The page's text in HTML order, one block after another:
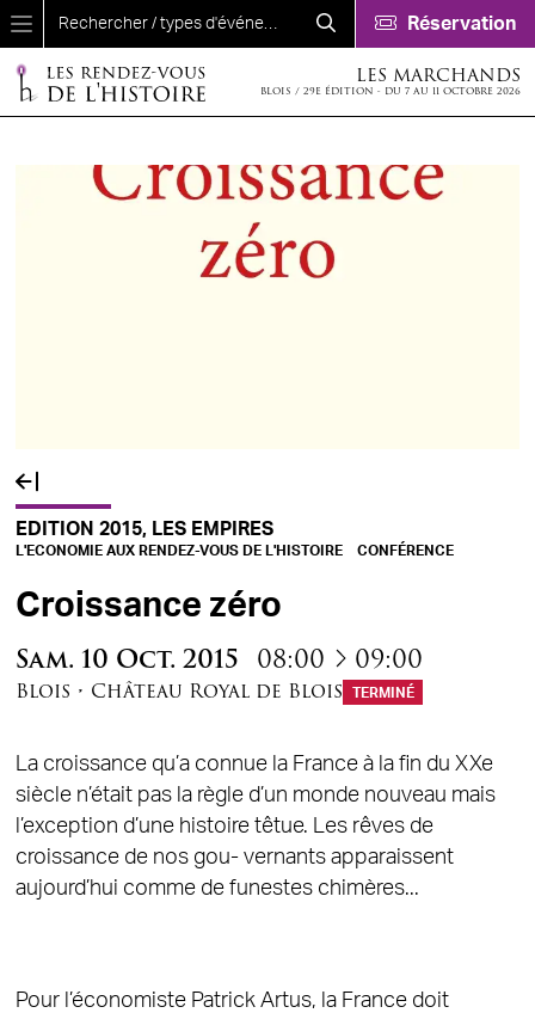
Aller au contenu principal
Réservation
LES MARCHANDS
BLOIS / 29E ÉDITION - DU 7 AU 11 OCTOBRE 2026
EDITION 2015, LES EMPIRES
L'ECONOMIE AUX RENDEZ-VOUS DE L'HISTOIRE CONFÉRENCE
Croissance zéro
Sam. 10 Oct. 2015 08:00 à09:00
Blois • Château Royal de Blois TERMINÉ
La croissance qu’a connue la France à la fin du XXe
siècle n’était pas la règle d’un monde nouveau mais
l’exception d’une histoire têtue. Les rêves de
croissance de nos gou- vernants apparaissent
aujourd’hui comme de funestes chimères...
Pour l’économiste Patrick Artus, la France doit